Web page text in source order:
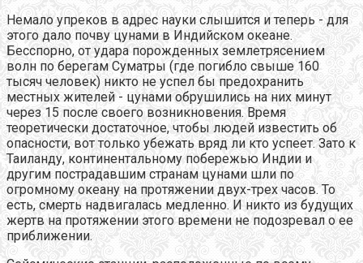
Немало упреков в адрес науки слышится и теперь - для
этого дало почву цунами в Индийском океане.
Бесспорно, от удара порожденных землетрясением
волн по берегам Суматры (где погибло свыше 160
тысяч человек) никто не успел бы предохранить
местных жителей - цунами обрушились на них минут
через 15 после своего возникновения. Время
теоретически достаточное, чтобы людей известить об
опасности, вот только убежать вряд ли кто успеет. Зато к
Таиланду, континентальному побережью Индии и
другим пострадавшим странам цунами шли по
огромному океану на протяжении двух-трех часов. То
есть, смерть надвигалась медленно. И никто из будущих
жертв на протяжении этого времени не подозревал о ее
приближении.